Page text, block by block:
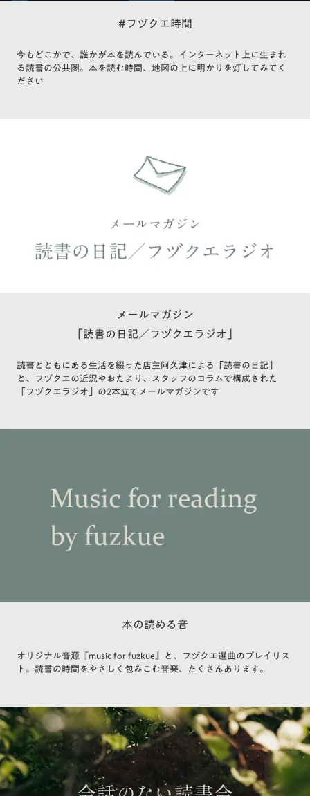
#フヅクエ時間
今もどこかで、誰かが本を読んでいる。インターネット上に生まれ
る読書の公共圏。本を読む時間、地図の上に明かりを灯してみてく
ださい
メールマガジン
「読書の日記／フヅクエラジオ」
読書とともにある生活を綴った店主阿久津による「読書の日記」
と、フヅクエの近況やおたより、スタッフのコラムで構成された
「フヅクエラジオ」の2本立てメールマガジンです
本の読める音
オリジナル音源『music for fuzkue』と、フヅクエ選曲のプレイリス
ト。読書の時間をやさしく包みこむ音楽、たくさんあります。